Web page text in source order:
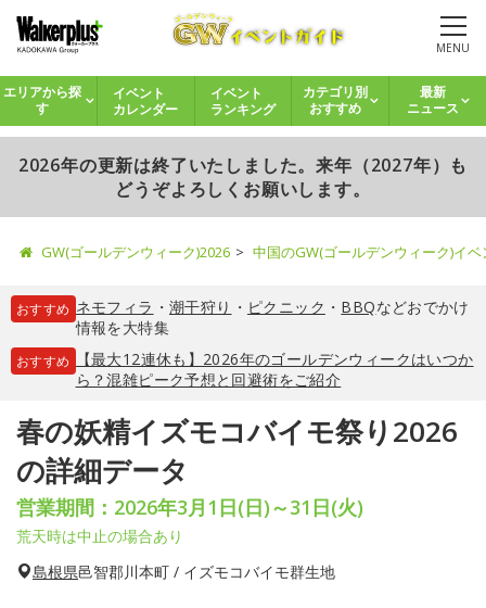
MENU
エリアから探
す
イベント
カレンダー
イベント
ランキング
カテゴリ別
おすすめ
最新
ニュース
2026年の更新は終了いたしました。来年（2027年）も
どうぞよろしくお願いします。
GW(ゴールデンウィーク)2026 中国のGW(ゴールデンウィーク)イ
おすすめ ネモフィラ ・ 潮干狩り ・ ピクニック ・ BBQなどおでかけ
情報を大特集
おすすめ
【最大12連休も】2026年のゴールデンウィークはいつか
ら？混雑ピーク予想と回避術をご紹介
春の妖精イズモコバイモ祭り2026
の詳細データ
営業期間：2026年3月1日(日)～31日(火)
荒天時は中止の場合あり
島根県邑智郡川本町 / イズモコバイモ群生地